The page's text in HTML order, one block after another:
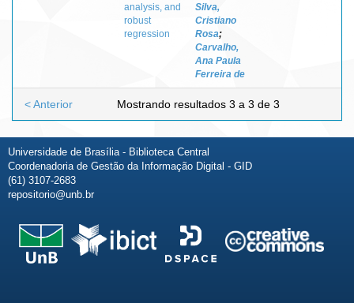
analysis, and
robust
regression
Silva,
Cristiano
Rosa;
Carvalho,
Ana Paula
Ferreira de
Mostrando resultados 3 a 3 de 3
< Anterior
Universidade de Brasília - Biblioteca Central
Coordenadoria de Gestão da Informação Digital - GID
(61) 3107-2683
repositorio@unb.br